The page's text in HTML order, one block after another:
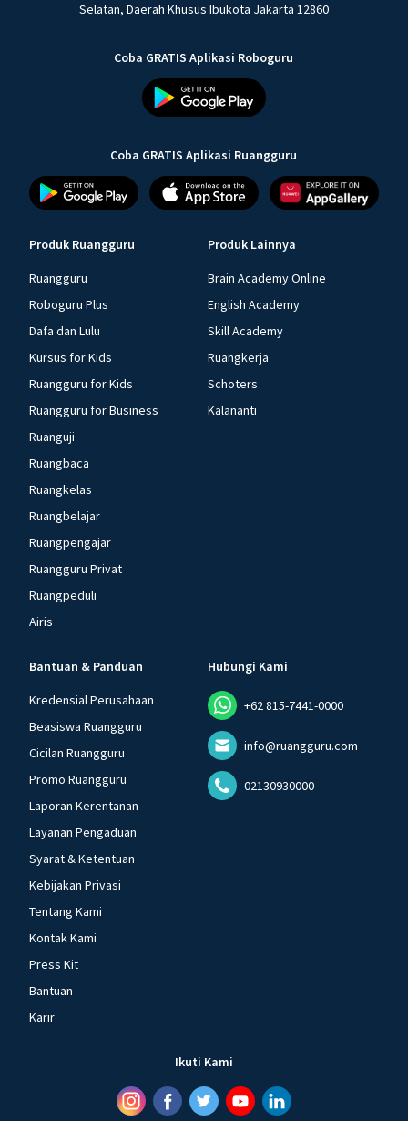
Selatan, Daerah Khusus Ibukota Jakarta 12860
Coba GRATIS Aplikasi Roboguru
Coba GRATIS Aplikasi Ruangguru
Produk Ruangguru
Ruangguru
Roboguru Plus
Dafa dan Lulu
Kursus for Kids
Ruangguru for Kids
Ruangguru for Business
Ruanguji
Ruangbaca
Ruangkelas
Ruangbelajar
Ruangpengajar
Ruangguru Privat
Ruangpeduli
Airis
Produk Lainnya
Brain Academy Online
English Academy
Skill Academy
Ruangkerja
Schoters
Kalananti
Bantuan & Panduan
Kredensial Perusahaan
Beasiswa Ruangguru
Cicilan Ruangguru
Promo Ruangguru
Laporan Kerentanan
Layanan Pengaduan
Syarat & Ketentuan
Kebijakan Privasi
Tentang Kami
Kontak Kami
Press Kit
Bantuan
Karir
Hubungi Kami
+62 815-7441-0000
info@ruangguru.com
02130930000
Ikuti Kami